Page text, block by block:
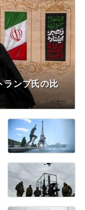
ランプ氏の比